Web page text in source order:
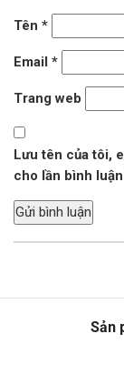
Tên *
Email *
Trang web
Lưu tên của tôi,
cho lần bình
Sản